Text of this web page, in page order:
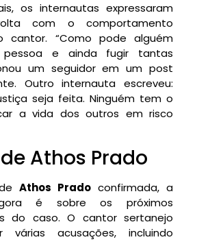
os internautas expressaram
com o comportamento
cantor. “Como pode alguém
pessoa e ainda fugir tantas
um seguidor em um post
Outro internauta escreveu:
seja feita. Ninguém tem o
a vida dos outros em risco
Athos Prado
Athos Prado confirmada, a
é sobre os próximos
do caso. O cantor sertanejo
várias acusações, incluindo